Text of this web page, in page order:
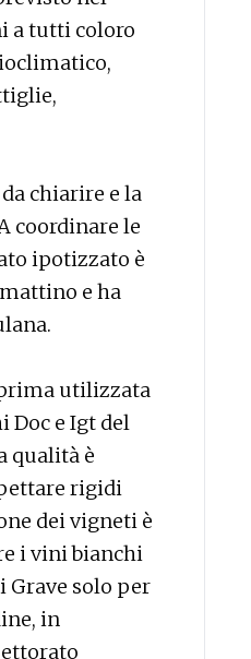
a tutti coloro
chiarire e la
coordinare le
ipotizzato è
e ha
utilizzata
e Igt del
qualità è
rigidi
dei vigneti è
i vini bianchi
solo per
in